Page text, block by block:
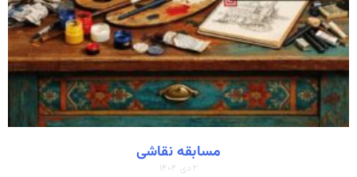
مسابقه نقاشی
۲ دی ۱۴۰۴